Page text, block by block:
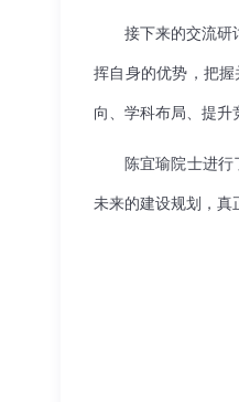
接下来的交流研
挥自身的优势，把
向、学科布局、提升
陈宜瑜院士进
未来的建设规划，真